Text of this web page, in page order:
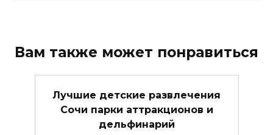
Вам также может понравиться
Лучшие детские развлечения
Сочи парки аттракционов и
дельфинарий